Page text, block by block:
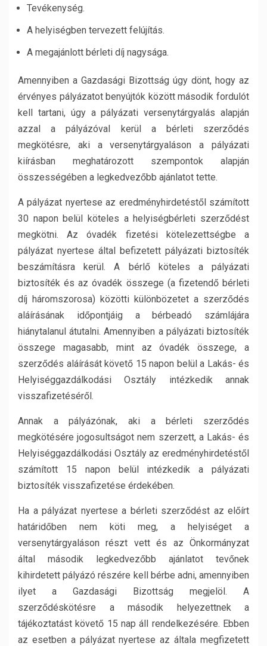
Tevékenység.
A helyiségben tervezett felújítás.
A megajánlott bérleti díj nagysága.
Amennyiben a Gazdasági Bizottság úgy dönt, hogy az
érvényes pályázatot benyújtók között második fordulót
kell tartani, úgy a pályázati versenytárgyalás alapján
azzal a pályázóval kerül a bérleti szerződés
megkötésre, aki a versenytárgyaláson a pályázati
kiírásban meghatározott szempontok alapján
összességében a legkedvezőbb ajánlatot tette.
A pályázat nyertese az eredményhirdetéstől számított
30 napon belül köteles a helyiségbérleti szerződést
megkötni. Az óvadék fizetési kötelezettségbe a
pályázat nyertese által befizetett pályázati biztosíték
beszámításra kerül. A bérlő köteles a pályázati
biztosíték és az óvadék összege (a fizetendő bérleti
díj háromszorosa) közötti különbözetet a szerződés
aláírásának időpontjáig a bérbeadó számlájára
hiánytalanul átutalni. Amennyiben a pályázati biztosíték
összege magasabb, mint az óvadék összege, a
szerződés aláírását követő 15 napon belül a Lakás- és
Helyiséggazdálkodási Osztály intézkedik annak
visszafizetéséről.
Annak a pályázónak, aki a bérleti szerződés
megkötésére jogosultságot nem szerzett, a Lakás- és
Helyiséggazdálkodási Osztály az eredményhirdetéstől
számított 15 napon belül intézkedik a pályázati
biztosíték visszafizetése érdekében.
Ha a pályázat nyertese a bérleti szerződést az előírt
határidőben nem köti meg, a helyiséget a
versenytárgyaláson részt vett és az Önkormányzat
által második legkedvezőbb ajánlatot tevőnek
kihirdetett pályázó részére kell bérbe adni, amennyiben
ilyet a Gazdasági Bizottság megjelöl. A
szerződéskötésre a második helyezettnek a
tájékoztatást követő 15 nap áll rendelkezésére. Ebben
az esetben a pályázat nyertese az általa megfizetett